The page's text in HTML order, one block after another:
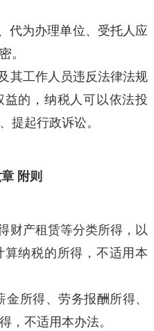
代为办理单位、受托人应
。
其工作人员违反法律法规
的，纳税人可以依法投
提起行政诉讼。
附则
财产租赁等分类所得，以
纳税的所得，不适用本
所得、劳务报酬所得、
，不适用本办法。